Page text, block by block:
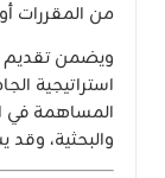
من
ويضمن تقديم
استراتيجية
المساهمة في
والبحثية،